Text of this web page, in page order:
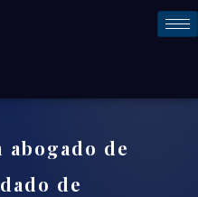
abogado de
de